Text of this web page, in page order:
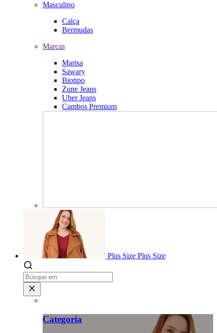
Masculino
Calça
Bermudas
Marcas
Marisa
Sawary
Biotipo
Zune Jeans
Uber Jeans
Cambos Premium
Plus Size Plus Size
Categoria